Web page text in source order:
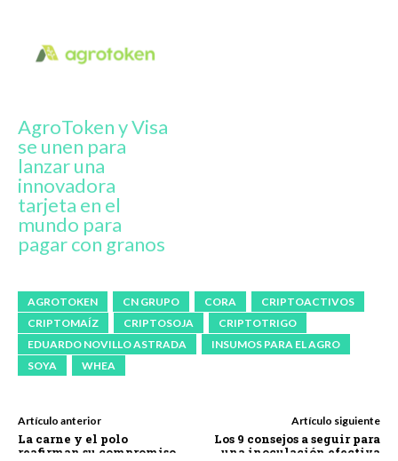
AgroToken y Visa
se unen para
lanzar una
innovadora
tarjeta en el
mundo para
pagar con granos
AGROTOKEN CN GRUPO CORA
CRIPTOACTIVOS
CRIPTOMAÍZ
CRIPTOSOJA
CRIPTOTRIGO
EDUARDO NOVILLO ASTRADA
INSUMOS PARA EL AGRO
SOYA
WHEA
Artículo anterior
La carne y el polo
reafirman su compromiso
Artículo siguiente
Los 9 consejos a seguir para
una inoculación efectiva